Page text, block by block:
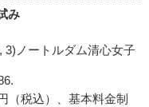
み
3)ノートルダム清心女子
（税込）、基本料金制